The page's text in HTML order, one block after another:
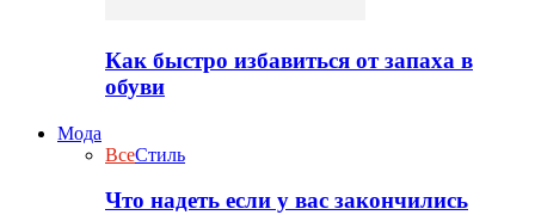
Как быстро избавиться от запаха в
обуви
Мода
ВсеСтиль
Что надеть если у вас закончились